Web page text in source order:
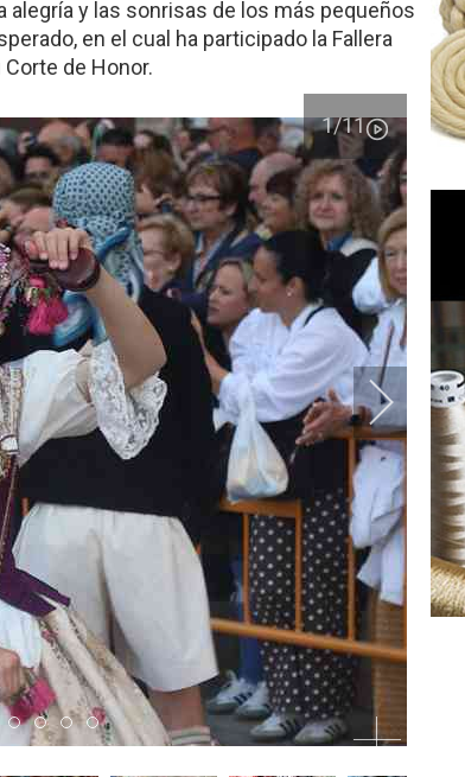
alegría y las sonrisas de los más pequeños
en el cual ha participado la Fallera
de Honor.
5 6
Item 7
Item 8
Item 9
Item 10
1/11